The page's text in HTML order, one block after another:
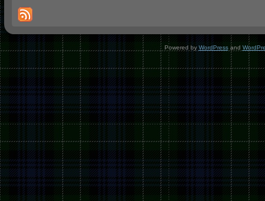
Powered by WordPressand